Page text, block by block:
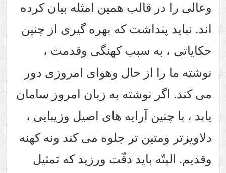
همین امثله بیان کرده
که بهره گیری از چنین
سبب کهنگی وقدمت ،
حال وهوای امروزی دور
به زبان امروز سامان
آرایه های اصیل وزیبایی ،
تر جلوه می کند ونه کهنه
دقّت ورزید که تمثیل